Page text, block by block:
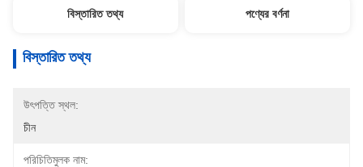
বিস্তারিত তথ্য পণ্যের বর্ণনা
বিস্তারিত তথ্য
উৎপত্তি স্থল:
চীন
পরিচিতিমুলক নাম: